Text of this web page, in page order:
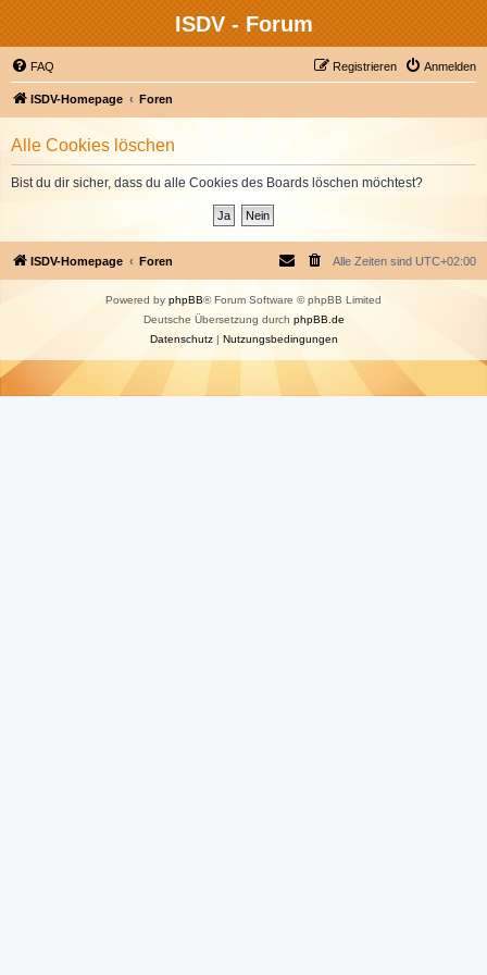
ISDV - Forum
FAQ Anmelden
Registrieren
ISDV-Homepage Foren
Alle Cookies löschen
Bist du dir sicher, dass du alle Cookies des Boards löschen möchtest?
ISDV-Homepage Foren Alle Zeiten sind UTC+02:00
Powered by phpBB® Forum Software © phpBB Limited
Deutsche Übersetzung durch phpBB.de
Datenschutz| Nutzungsbedingungen